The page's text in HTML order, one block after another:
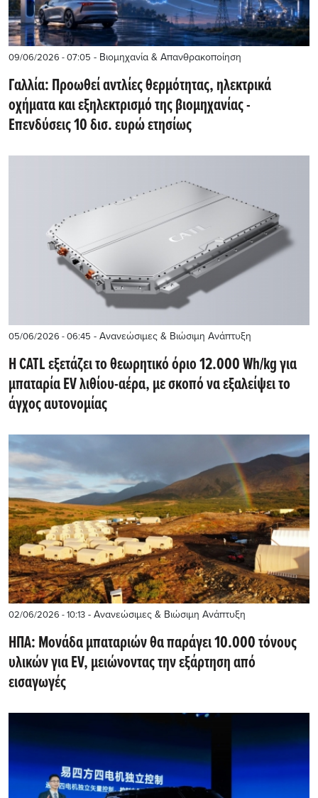
09/06/2026 - 07:05 - Βιομηχανία & Απανθρακοποίηση
Γαλλία: Προωθεί αντλίες θερμότητας, ηλεκτρικά
οχήματα και εξηλεκτρισμό της βιομηχανίας -
Επενδύσεις 10 δισ. ευρώ ετησίως
05/06/2026 - 06:45 - Ανανεώσιμες & Βιώσιμη Ανάπτυξη
Η CATL εξετάζει το θεωρητικό όριο 12.000 Wh/kg για
μπαταρία EV λιθίου-αέρα, με σκοπό να εξαλείψει το
άγχος αυτονομίας
02/06/2026 - 10:13 - Ανανεώσιμες & Βιώσιμη Ανάπτυξη
ΗΠΑ: Μονάδα μπαταριών θα παράγει 10.000 τόνους
υλικών για EV, μειώνοντας την εξάρτηση από
εισαγωγές